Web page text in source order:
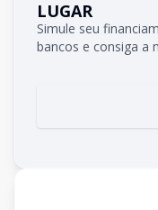
LUGAR
Simule seu
bancos e consiga a